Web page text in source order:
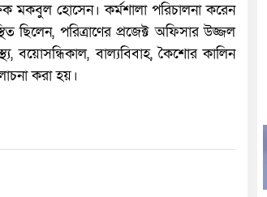
মকবুল হোসেন। কর্মশালা পরিচালনা করেন
পরিত্রাণের প্রজেক্ট অফিসার উজ্জল
বয়োসন্ধিকাল, বাল্যবিবাহ, কৈশোর কালিন
করা হয়।